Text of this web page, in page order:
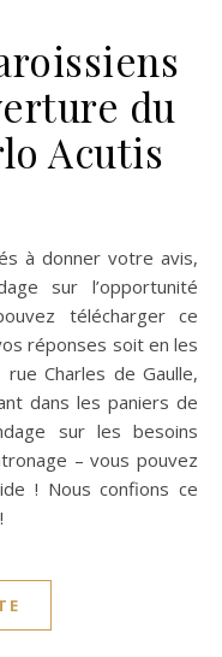
du
Acutis
sur l’opportunité
télécharger ce
réponses soit en les
Charles de Gaulle,
dans les paniers de
sur les besoins
– vous pouvez
! Nous confions ce